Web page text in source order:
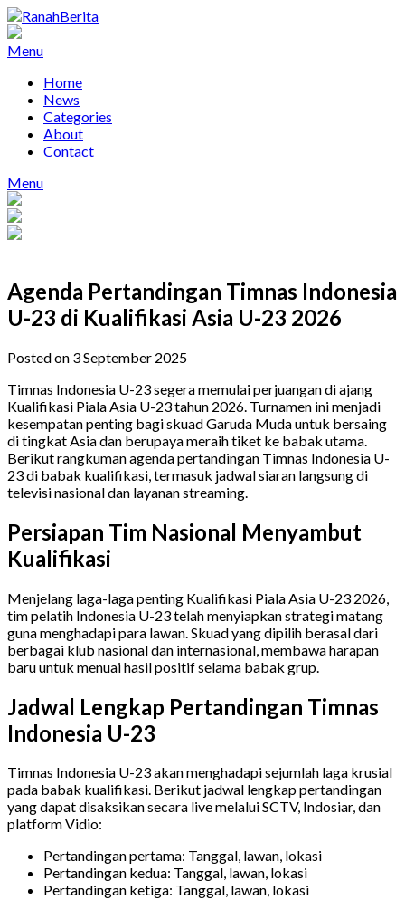
Skip
to
content
Menu
Home
News
Categories
About
Contact
Menu
Agenda Pertandingan Timnas Indonesia
U-23 di Kualifikasi Asia U-23 2026
Posted on 3 September 2025
Timnas Indonesia U-23 segera memulai perjuangan di ajang
Kualifikasi Piala Asia U-23 tahun 2026. Turnamen ini menjadi
kesempatan penting bagi skuad Garuda Muda untuk bersaing
di tingkat Asia dan berupaya meraih tiket ke babak utama.
Berikut rangkuman agenda pertandingan Timnas Indonesia U-
23 di babak kualifikasi, termasuk jadwal siaran langsung di
televisi nasional dan layanan streaming.
Persiapan Tim Nasional Menyambut
Kualifikasi
Menjelang laga-laga penting Kualifikasi Piala Asia U-23 2026,
tim pelatih Indonesia U-23 telah menyiapkan strategi matang
guna menghadapi para lawan. Skuad yang dipilih berasal dari
berbagai klub nasional dan internasional, membawa harapan
baru untuk menuai hasil positif selama babak grup.
Jadwal Lengkap Pertandingan Timnas
Indonesia U-23
Timnas Indonesia U-23 akan menghadapi sejumlah laga krusial
pada babak kualifikasi. Berikut jadwal lengkap pertandingan
yang dapat disaksikan secara live melalui SCTV, Indosiar, dan
platform Vidio:
Pertandingan pertama: Tanggal, lawan, lokasi
Pertandingan kedua: Tanggal, lawan, lokasi
Pertandingan ketiga: Tanggal, lawan, lokasi